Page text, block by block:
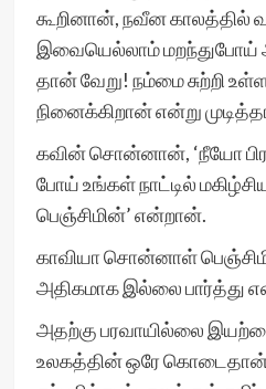
கூறினான், நவீன காலத்தில்
இவையெல்லாம் மறந்துபோய்
தான் வேறு! நம்மை சுற்றி
நினைக்கிறான் என்று
கவின் சொன்னான், ‘நீயோ
போய் உங்கள் நாட்டில்
பெஞ்சிமின்’ என்றான்.
காவியா சொன்னாள்
அதிகமாக இல்லை பார்த்து
அதற்கு பரவாயில்லை
உலகத்தின் ஒரே